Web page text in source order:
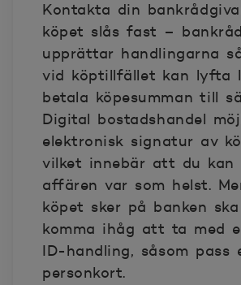
Kontakta din
köpet slås fast –
upprättar handlingarna
vid köptillfället kan lyfta
betala köpesumman till
Digital bostadshandel
elektronisk signatur av
vilket innebär att du kan
affären var som helst.
köpet sker på banken
komma ihåg att ta med
ID-handling, såsom pass
personkort.